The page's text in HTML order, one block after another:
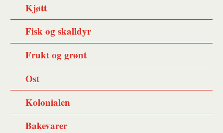
Kjøtt
Fisk og skalldyr
Frukt og grønt
Ost
Kolonialen
Bakevarer